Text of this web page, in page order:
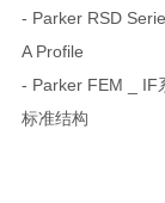
- Parker RSD
A Profile
- Parker FEM _ IF
标准结构